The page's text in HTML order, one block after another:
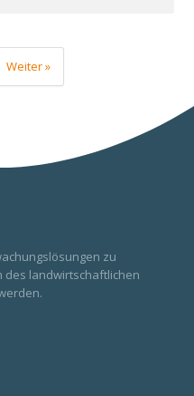
Weiter »
zu
des landwirtschaftlichen